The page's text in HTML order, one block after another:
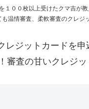
１００枚以上受けたクマ吉が
も温情審査、柔軟審査のクレジ
レジットカードを
審査の甘いクレジッ